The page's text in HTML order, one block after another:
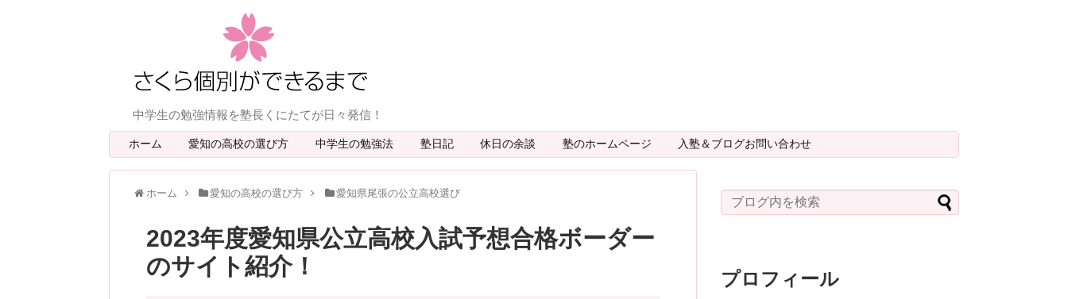
中学生の勉強情報を塾長くにたてが日々発信！
ホーム 愛知の高校の選び方 中学生の勉強法 塾日記 休日の余談 塾のホームページ 入塾＆ブログお問い合わせ
ホーム 愛知の高校の選び方 愛知県尾張の公立高校選び
2023年度愛知県公立高校入試予想合格ボーダー
のサイト紹介！
プロフィール